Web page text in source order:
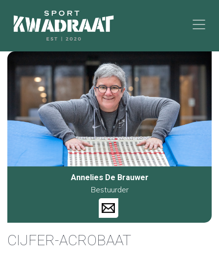
Annelies De Brauwer
Bestuurder
CIJFER-ACROBAAT